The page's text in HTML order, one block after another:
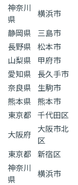
神奈川
県
横浜市
静岡県
三島市
長野県 松本市
山梨県
甲府市
愛知県
長久手市
奈良県
生駒市
熊本県 熊本市
東京都 千代田区
大阪府
大阪市北
区
東京都 新宿区
神奈川
県
横浜市